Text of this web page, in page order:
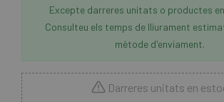
Excepte darreres unitats o productes
Consulteu els temps de lliurament
mètode d'enviament.
Darreres unitats en